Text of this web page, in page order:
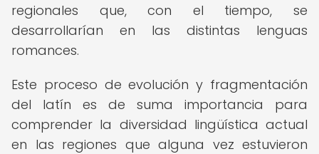
regionales que, con el tiempo, se
desarrollarían en las distintas lenguas
romances.
Este proceso de evolución y fragmentación
del latín es de suma importancia para
comprender la diversidad lingüística actual
en las regiones que alguna vez estuvieron